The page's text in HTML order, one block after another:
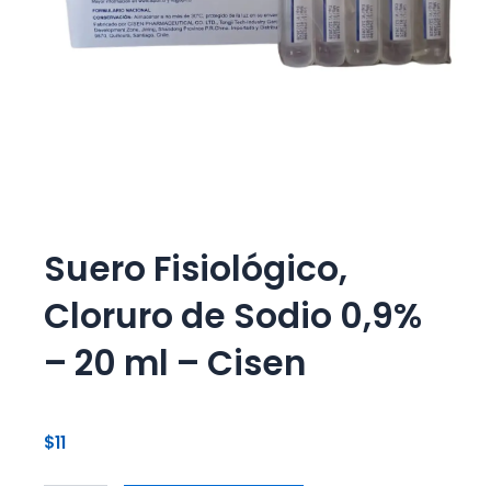
Suero Fisiológico,
Cloruro de Sodio 0,9%
– 20 ml – Cisen
$11